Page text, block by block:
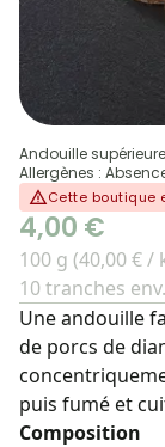
Andouille
Allergènes :
Cette boutique
4,00 €
100 g (40,00 € /
10 tranches env.
Une andouille
de porcs de
puis fumé et
Composition